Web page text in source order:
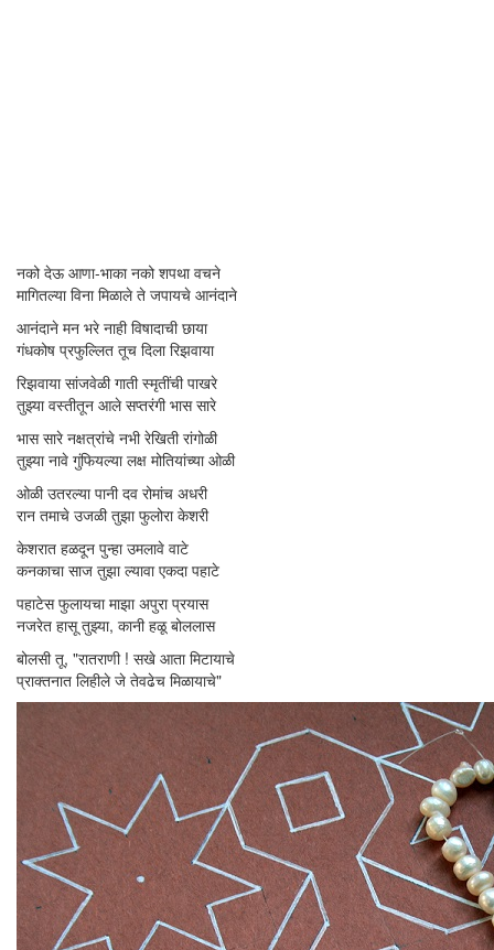
नको देऊ आणा-भाका नको शपथा वचने
मागितल्या विना मिळाले ते जपायचे आनंदाने
आनंदाने मन भरे नाही विषादाची छाया
गंधकोष प्रफुल्लित तूच दिला रिझवाया
रिझवाया सांजवेळी गाती स्मृतींची पाखरे
तुझ्या वस्तीतून आले सप्तरंगी भास सारे
भास सारे नक्षत्रांचे नभी रेखिती रांगोळी
तुझ्या नावे गुंफियल्या लक्ष मोतियांच्या ओळी
ओळी उतरल्या पानी दव रोमांच अधरी
रान तमाचे उजळी तुझा फुलोरा केशरी
केशरात हळदून पुन्हा उमलावे वाटे
कनकाचा साज तुझा ल्यावा एकदा पहाटे
पहाटेस फुलायचा माझा अपुरा प्रयास
नजरेत हासू तुझ्या, कानी हळू बोललास
बोलसी तू, "रातराणी ! सखे आता मिटायाचे
प्राक्तनात लिहीले जे तेवढेच मिळायाचे"